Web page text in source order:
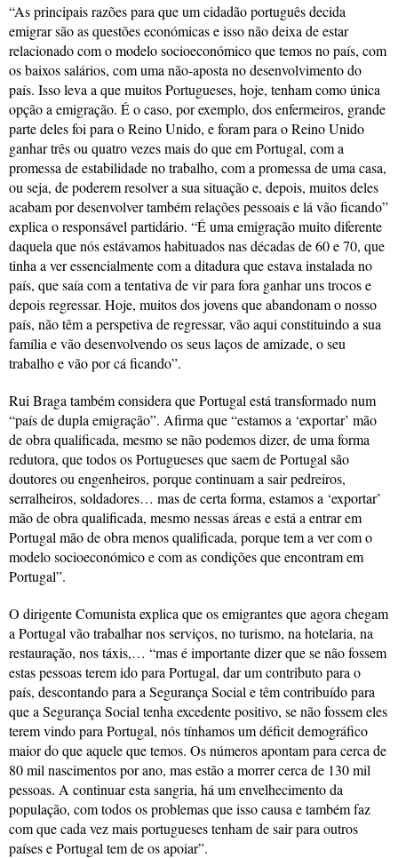
“As principais razões para que um cidadão português decida
emigrar são as questões económicas e isso não deixa de estar
relacionado com o modelo socioeconómico que temos no país, com
os baixos salários, com uma não-aposta no desenvolvimento do
país. Isso leva a que muitos Portugueses, hoje, tenham como única
opção a emigração. É o caso, por exemplo, dos enfermeiros, grande
parte deles foi para o Reino Unido, e foram para o Reino Unido
ganhar três ou quatro vezes mais do que em Portugal, com a
promessa de estabilidade no trabalho, com a promessa de uma casa,
ou seja, de poderem resolver a sua situação e, depois, muitos deles
acabam por desenvolver também relações pessoais e lá vão ficando”
explica o responsável partidário. “É uma emigração muito diferente
daquela que nós estávamos habituados nas décadas de 60 e 70, que
tinha a ver essencialmente com a ditadura que estava instalada no
país, que saía com a tentativa de vir para fora ganhar uns trocos e
depois regressar. Hoje, muitos dos jovens que abandonam o nosso
país, não têm a perspetiva de regressar, vão aqui constituindo a sua
família e vão desenvolvendo os seus laços de amizade, o seu
trabalho e vão por cá ficando”.
Rui Braga também considera que Portugal está transformado num
“país de dupla emigração”. Afirma que “estamos a ‘exportar’ mão
de obra qualificada, mesmo se não podemos dizer, de uma forma
redutora, que todos os Portugueses que saem de Portugal são
doutores ou engenheiros, porque continuam a sair pedreiros,
serralheiros, soldadores… mas de certa forma, estamos a ‘exportar’
mão de obra qualificada, mesmo nessas áreas e está a entrar em
Portugal mão de obra menos qualificada, porque tem a ver com o
modelo socioeconómico e com as condições que encontram em
Portugal”.
O dirigente Comunista explica que os emigrantes que agora chegam
a Portugal vão trabalhar nos serviços, no turismo, na hotelaria, na
restauração, nos táxis,… “mas é importante dizer que se não fossem
estas pessoas terem ido para Portugal, dar um contributo para o
país, descontando para a Segurança Social e têm contribuído para
que a Segurança Social tenha excedente positivo, se não fossem eles
terem vindo para Portugal, nós tínhamos um déficit demográfico
maior do que aquele que temos. Os números apontam para cerca de
80 mil nascimentos por ano, mas estão a morrer cerca de 130 mil
pessoas. A continuar esta sangria, há um envelhecimento da
população, com todos os problemas que isso causa e também faz
com que cada vez mais portugueses tenham de sair para outros
países e Portugal tem de os apoiar”.